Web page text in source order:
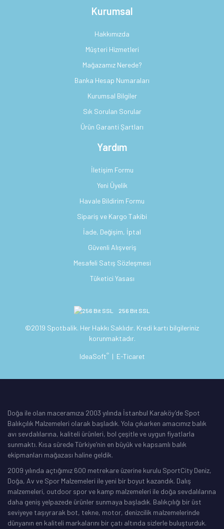
Kurumsal
Hakkımızda
Müşteri Hizmetleri
Mağazamız Nerede?
Banka Hesap Numaraları
Kurumsal Bilgiler
Sık Sorulan Sorular
Ürün Garanti Şartları
Yardım
İletişim Formu
Yeni Üyelik
Havale Bildirim Formu
Sipariş ve Kargo Takibi
İade, Değişim, İptal
Güvenli Alışveriş
Mesafeli Satış Sözleşmesi
Tüketici Yasası
256 Bit SSL
©2019 Spotbalik. Her Hakkı Saklıdır. Kredi kartı bilgileriniz
korunmaktadır.
IdeaSoft® | E-Ticaret
Doğa ile olan maceramıza 2003 yılında İstanbul Karaköy’de Spot
Balıkçılık Malzemeleri olarak başladık. Yola çıkarken amacımız balık
avı sevdalılarına, kaliteli ürünleri, bol çeşitle ve uygun fiyatlarla
sunmaktı. Kısa sürede Türkiye’nin en büyük ve kapsamlı balık
ekipmanları mağazası haline geldik.
2009 yılında açtığımız 600 metrekare üzerine kurulu SportCity Deniz,
Doğa, Av ve Spor Malzemeleri ile yeni bir boyut kazandık. Dalış
malzemeleri, outdoor spor ve kamp malzemeleri ile doğa sevdalılarına
daha geniş yelpazede ürünler sunmaya başladık. Balıkçılığı bir üst
seviyeye taşıyrarak bot, tekne, motor, denizcilik malzemelerinde
dünyanın en kaliteli markalarını bir çatı altında sizlerle buluşturduk.